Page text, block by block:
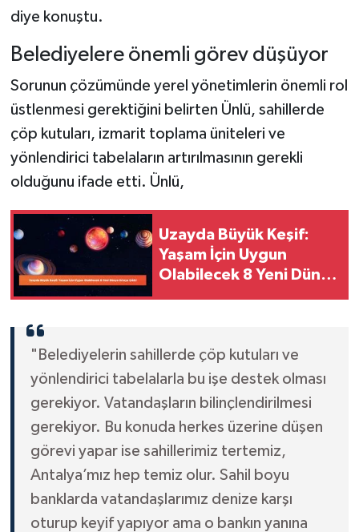
diye konuştu.
Belediyelere önemli görev düşüyor
Sorunun çözümünde yerel yönetimlerin önemli rol
üstlenmesi gerektiğini belirten Ünlü, sahillerde
çöp kutuları, izmarit toplama üniteleri ve
yönlendirici tabelaların artırılmasının gerekli
olduğunu ifade etti. Ünlü,
Uzayda Büyük Keşif:
Yaşam İçin Uygun
Olabilecek 8 Yeni Dünya
"Belediyelerin sahillerde çöp kutuları ve
yönlendirici tabelalarla bu işe destek olması
gerekiyor. Vatandaşların bilinçlendirilmesi
gerekiyor. Bu konuda herkes üzerine düşen
görevi yapar ise sahillerimiz tertemiz,
Antalya’mız hep temiz olur. Sahil boyu
banklarda vatandaşlarımız denize karşı
oturup keyif yapıyor ama o bankın yanına